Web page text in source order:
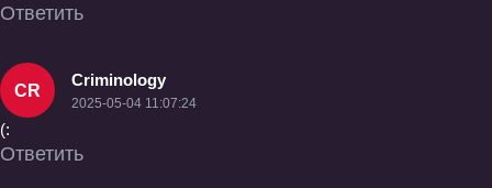
Ответить
CR
Criminology
2025-05-04 11:07:24
(:
Ответить